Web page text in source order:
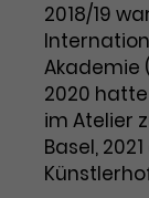
Name
Laufzeit
Diese
uns dabei
die
Name
Cookie-
2018/19
Akademie
2020
im Atelier
Basel,